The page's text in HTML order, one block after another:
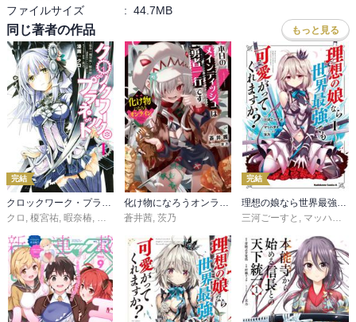
ファイルサイズ
: 44.7MB
同じ著者の作品 もっと見る
完結
クロックワーク・プラネット
クロ , 榎宮祐, 暇奈椿, 茨乃
化け物になろうオンライン
蒼井茜, 茨乃
完結
理想の娘なら世界最強でも可愛がってくれますか？
三河ごーすと , マッハダイ